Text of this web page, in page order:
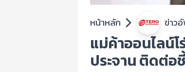
หน้าหลัก ข่าว
แม่ค้าออนไลน์
ประจาน ติดต่อ